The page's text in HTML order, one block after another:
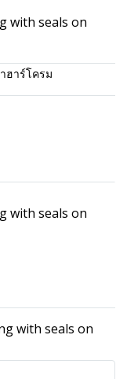
with seals on
ฮาร์โครม
with seals on
with seals on